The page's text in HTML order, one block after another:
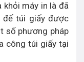
khỏi máy in là đã
đế túi giấy được
số phương pháp
công túi giấy tại